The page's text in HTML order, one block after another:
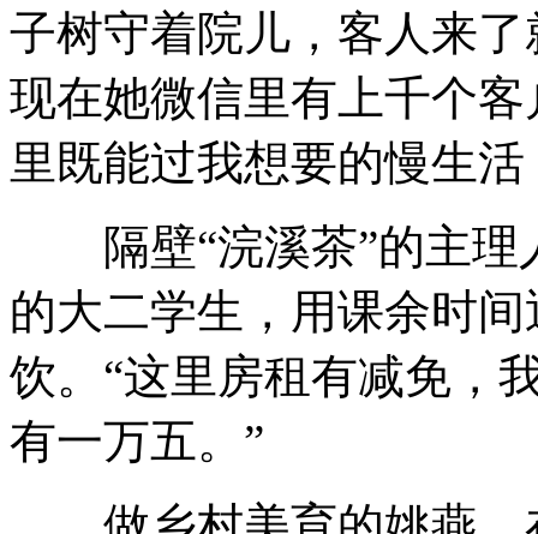
子树守着院儿，客人来
现在她微信里有上千个
里既能过我想要的慢生
隔壁“浣溪茶”的主理
的大二学生，用课余时
饮。“这里房租有减免，
有一万五。”